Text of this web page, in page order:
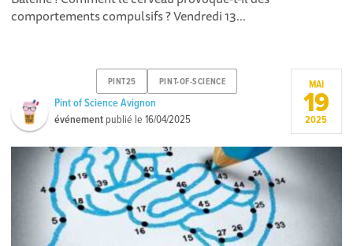
comportements compulsifs ? Vendredi 13...
PINT25 PINT-OF-SCIENCE
Pint of Science Avignon
événement publié le16/04/2025
MAI
19
2025